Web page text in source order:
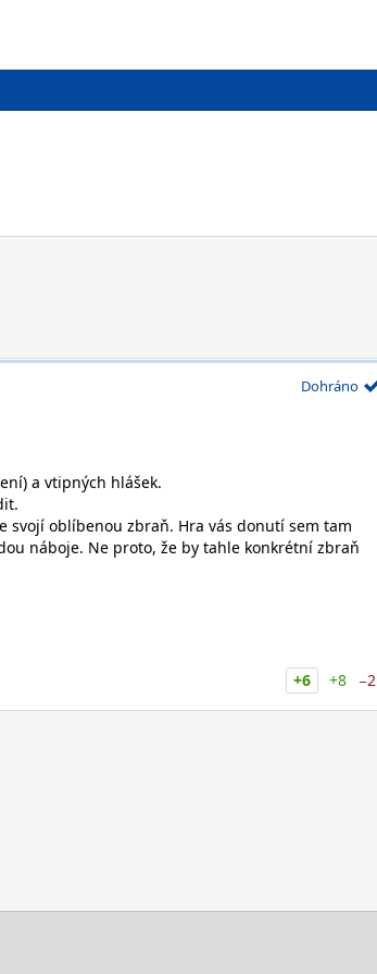
Dohráno
a vtipných hlášek.
svojí oblíbenou zbraň. Hra vás donutí sem tam
náboje. Ne proto, že by tahle konkrétní zbraň
+6
+8 −2